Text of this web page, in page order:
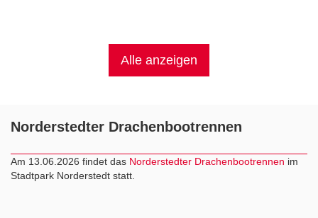
Alle anzeigen
Norderstedter Drachenbootrennen
Am 13.06.2026 findet das Norderstedter Drachenbootrennen im
Stadtpark Norderstedt statt.